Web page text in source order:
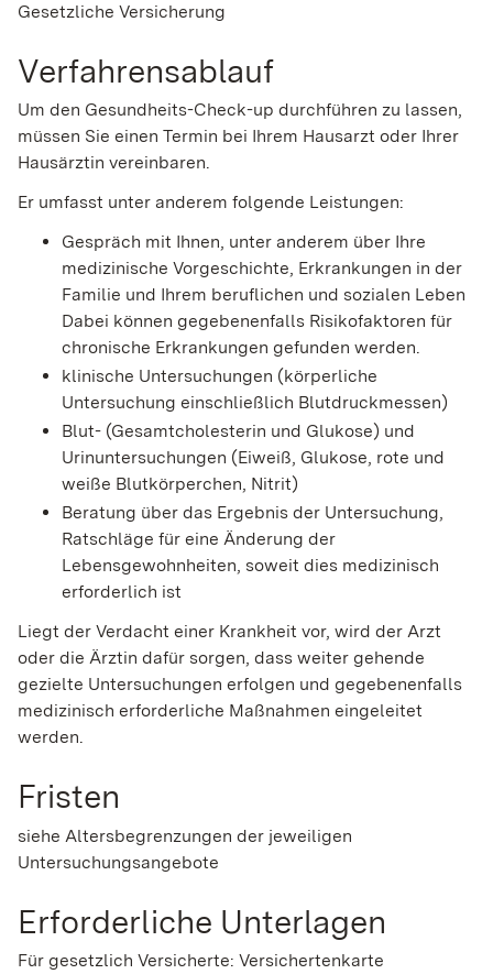
Gesetzliche Versicherung
Verfahrensablauf
Um den Gesundheits-Check-up durchführen zu lassen,
müssen Sie einen Termin bei Ihrem Hausarzt oder Ihrer
Hausärztin vereinbaren.
Er umfasst unter anderem folgende Leistungen:
Gespräch mit Ihnen, unter anderem über Ihre
medizinische Vorgeschichte, Erkrankungen in der
Familie und Ihrem beruflichen und sozialen Leben
Dabei können gegebenenfalls Risikofaktoren für
chronische Erkrankungen gefunden werden.
klinische Untersuchungen (körperliche
Untersuchung einschließlich Blutdruckmessen)
Blut- (Gesamtcholesterin und Glukose) und
Urinuntersuchungen (Eiweiß, Glukose, rote und
weiße Blutkörperchen, Nitrit)
Beratung über das Ergebnis der Untersuchung,
Ratschläge für eine Änderung der
Lebensgewohnheiten, soweit dies medizinisch
erforderlich ist
Liegt der Verdacht einer Krankheit vor, wird der Arzt
oder die Ärztin dafür sorgen, dass weiter gehende
gezielte Untersuchungen erfolgen und gegebenenfalls
medizinisch erforderliche Maßnahmen eingeleitet
werden.
Fristen
siehe Altersbegrenzungen der jeweiligen
Untersuchungsangebote
Erforderliche Unterlagen
Für gesetzlich Versicherte: Versichertenkarte